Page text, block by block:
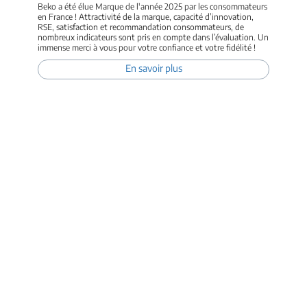
Beko a été élue Marque de l'année 2025 par les consommateurs
en France ! Attractivité de la marque, capacité d’innovation,
RSE, satisfaction et recommandation consommateurs, de
nombreux indicateurs sont pris en compte dans l’évaluation. Un
immense merci à vous pour votre confiance et votre fidélité !
En savoir plus